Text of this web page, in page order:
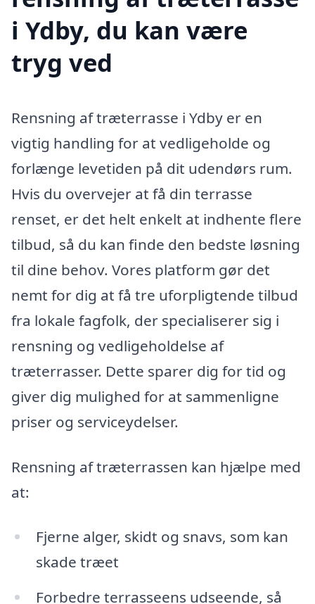
i Ydby, du kan være
tryg ved
Rensning af træterrasse i Ydby er en
vigtig handling for at vedligeholde og
forlænge levetiden på dit udendørs rum.
Hvis du overvejer at få din terrasse
renset, er det helt enkelt at indhente flere
tilbud, så du kan finde den bedste løsning
til dine behov. Vores platform gør det
nemt for dig at få tre uforpligtende tilbud
fra lokale fagfolk, der specialiserer sig i
rensning og vedligeholdelse af
træterrasser. Dette sparer dig for tid og
giver dig mulighed for at sammenligne
priser og serviceydelser.
Rensning af træterrassen kan hjælpe med
at:
Fjerne alger, skidt og snavs, som kan
skade træet
Forbedre terrasseens udseende, så